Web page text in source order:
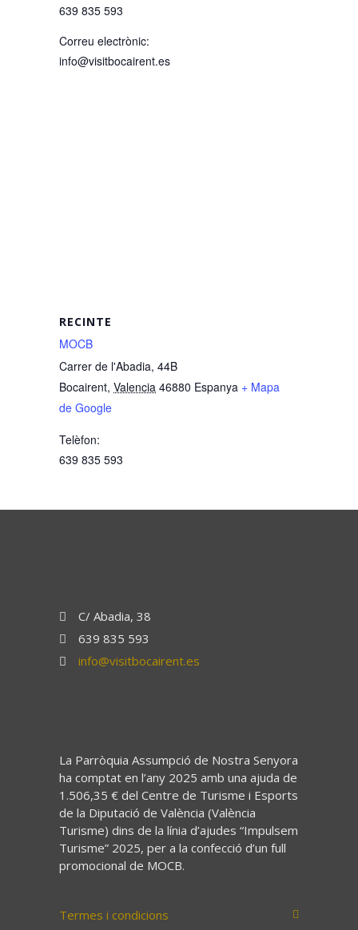
639 835 593
Correu electrònic:
info@visitbocairent.es
RECINTE
MOCB
Carrer de l'Abadia, 44B
Bocairent, Valencia 46880 Espanya + Mapa
de Google
Telèfon:
639 835 593
C/ Abadia, 38
639 835 593
info@visitbocairent.es
La Parròquia Assumpció de Nostra Senyora
ha comptat en l’any 2025 amb una ajuda de
1.506,35 € del Centre de Turisme i Esports
de la Diputació de València (València
Turisme) dins de la línia d’ajudes “Impulsem
Turisme” 2025, per a la confecció d’un full
promocional de MOCB.
Termes i condicions